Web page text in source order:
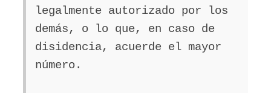
legalmente autorizado por los
demás, o lo que, en caso de
disidencia, acuerde el mayor
número.